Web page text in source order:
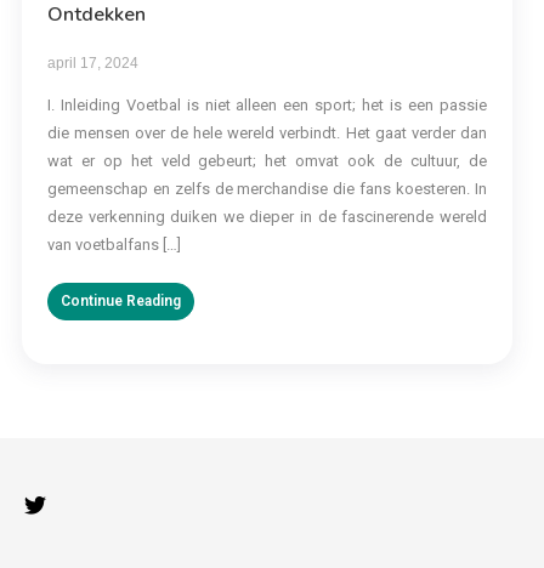
Ontdekken
april 17, 2024
I. Inleiding Voetbal is niet alleen een sport; het is een passie
die mensen over de hele wereld verbindt. Het gaat verder dan
wat er op het veld gebeurt; het omvat ook de cultuur, de
gemeenschap en zelfs de merchandise die fans koesteren. In
deze verkenning duiken we dieper in de fascinerende wereld
van voetbalfans […]
Continue Reading